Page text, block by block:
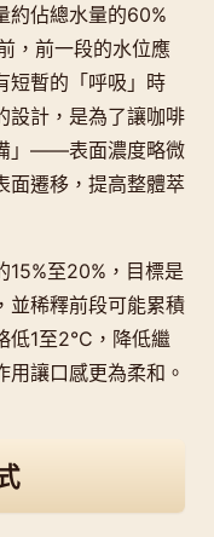
約佔總水量的60%
，前一段的水位應
短暫的「呼吸」時
設計，是為了讓咖啡
」——表面濃度略微
面遷移，提高整體萃
15%至20%，目標是
並稀釋前段可能累積
低1至2°C，降低繼
讓口感更為柔和。